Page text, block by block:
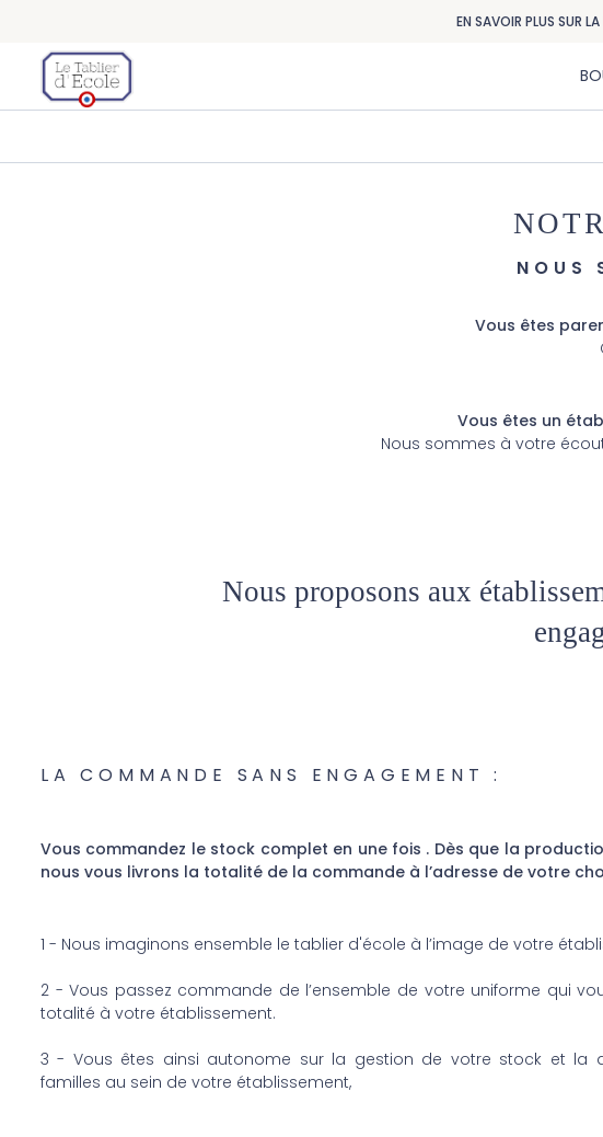
EN SAVOIR PLUS SUR
NOUS
Vous êtes
Vous êtes un
Nous sommes à votre
Nous proposons aux
LA COMMANDE SANS ENGAGEMENT :
Vous commandez le stock complet en une fois . Dès que la
nous vous livrons la totalité de la commande à l’adresse de votre
1 - Nous imaginons ensemble le tablier d'école à l’image de votre
2 - Vous passez commande de l’ensemble de votre uniforme qui
totalité à votre établissement.
3 - Vous êtes ainsi autonome sur la gestion de votre stock et la
familles au sein de votre établissement,